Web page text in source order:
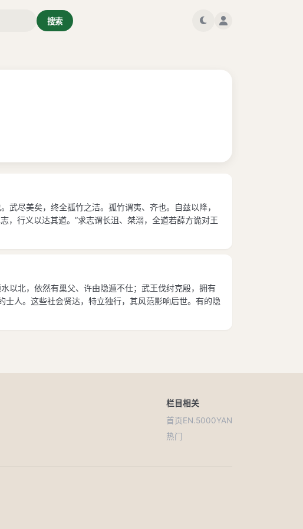
搜索
武尽美矣，终全孤竹之洁。孤竹谓夷、齐也。自兹以降，
，行义以达其道。”求志谓长沮、桀溺，全道若薛方诡对王
以北，依然有巢父、许由隐遁不仕；武王伐纣克殷，拥有
人。这些社会贤达，特立独行，其风范影响后世。有的隐
栏目
首页
热门
相关
EN.5000YAN